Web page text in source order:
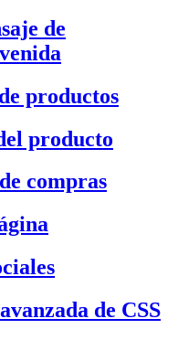
de
productos
producto
compras
de CSS